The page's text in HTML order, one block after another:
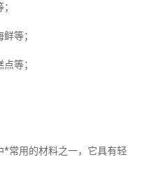
等；
等；
*常用的材料之一，它具有轻